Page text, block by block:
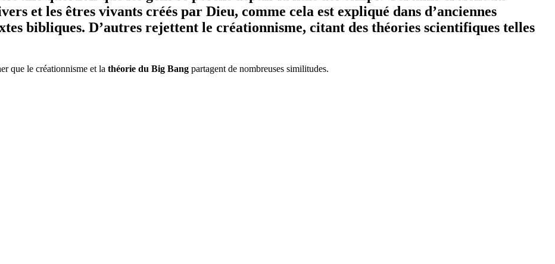
et les êtres vivants créés par Dieu, comme cela est expliqué dans d’anciennes
bibliques. D’autres rejettent le créationnisme, citant des théories scientifiques telles
que le créationnisme et la théorie du Big Bang partagent de nombreuses similitudes.